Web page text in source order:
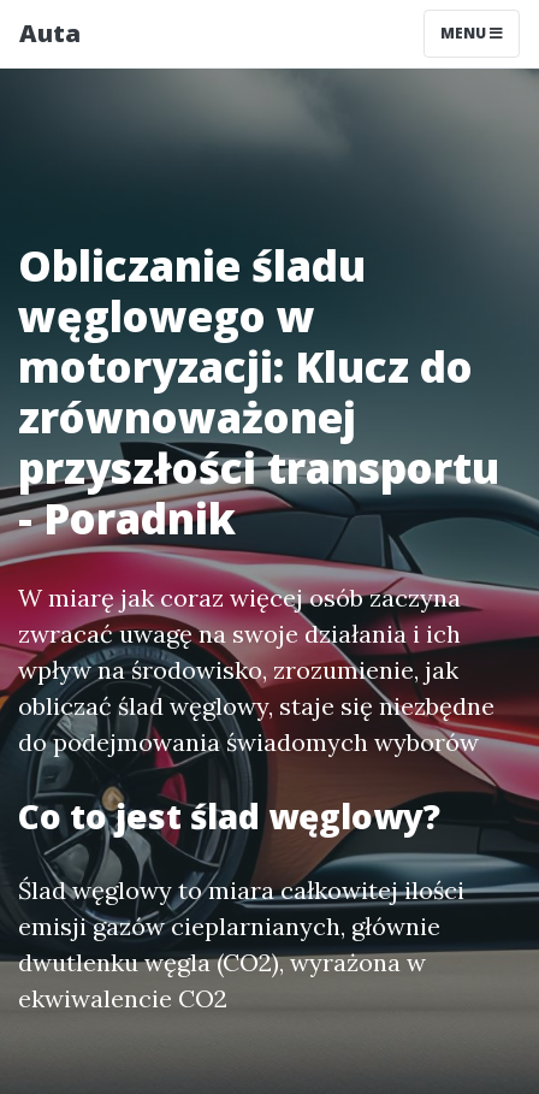
Auta MENU
Obliczanie śladu
węglowego w
motoryzacji: Klucz do
zrównoważonej
przyszłości transportu
- Poradnik
W miarę jak coraz więcej osób zaczyna
zwracać uwagę na swoje działania i ich
wpływ na środowisko, zrozumienie, jak
obliczać ślad węglowy, staje się niezbędne
do podejmowania świadomych wyborów
Co to jest ślad węglowy?
Ślad węglowy to miara całkowitej ilości
emisji gazów cieplarnianych, głównie
dwutlenku węgla (CO2), wyrażona w
ekwiwalencie CO2